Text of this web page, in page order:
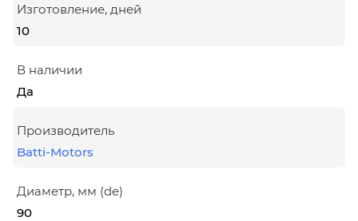
Изготовление, дней
10
В наличии
Да
Производитель
Batti-Motors
Диаметр, мм (de)
90